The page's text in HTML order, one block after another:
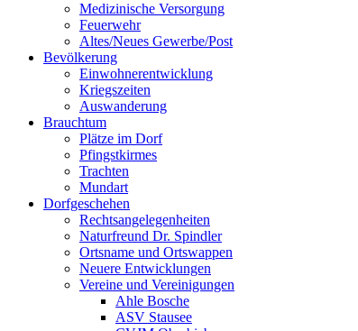
Medizinische Versorgung
Feuerwehr
Altes/Neues Gewerbe/Post
Bevölkerung
Einwohnerentwicklung
Kriegszeiten
Auswanderung
Brauchtum
Plätze im Dorf
Pfingstkirmes
Trachten
Mundart
Dorfgeschehen
Rechtsangelegenheiten
Naturfreund Dr. Spindler
Ortsname und Ortswappen
Neuere Entwicklungen
Vereine und Vereinigungen
Ahle Bosche
ASV Stausee